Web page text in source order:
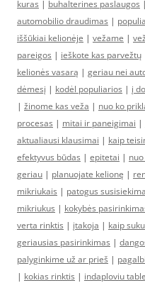
kuras | buhalterines paslaugos |
automobilio draudimas |
iššūkiai kelionėje | vežame |
pareigos | ieškote kas parvežtų
kelionės vasarą | geriau nei
dėmesį | kodėl populiarios | į
| žinome kas veža | nuo ko
procesas | mitai ir paneigimai |
aktualiausi klausimai | kaip
efektyvus būdas | epitetai |
geriau | planuojate kelionę |
mikriukais | patogus
mikriukus | kokybės
verta rinktis | įtakoja | kaip
geriausias pasirinkimas |
palyginkime už ar prieš |
| kokias rinktis | indaploviu